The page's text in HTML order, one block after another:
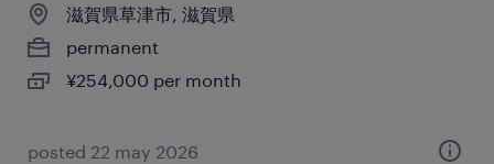
滋賀県草津市, 滋賀県
permanent
¥254,000 per month
posted 22 may 2026